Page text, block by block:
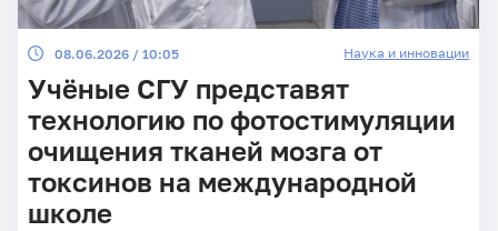
08.06.2026 / 10:05 Наука и инновации
Учёные СГУ представят
технологию по фотостимуляции
очищения тканей мозга от
токсинов на международной
школе